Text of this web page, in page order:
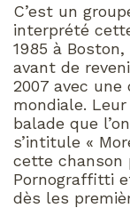
C’est un
interprété
1985 à
avant de
2007 avec
mondiale.
balade que
s’intitule «
cette chanson
Pornograffitti
dès les